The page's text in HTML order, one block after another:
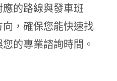
的路線與發車班
，確保您能快速找
的專業諮詢時間。